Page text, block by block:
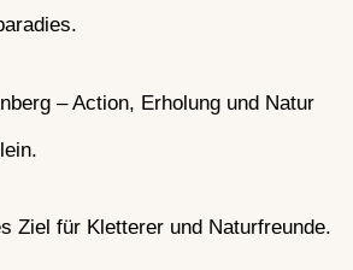
– Action, Erholung und Natur
Ziel für Kletterer und Naturfreunde.